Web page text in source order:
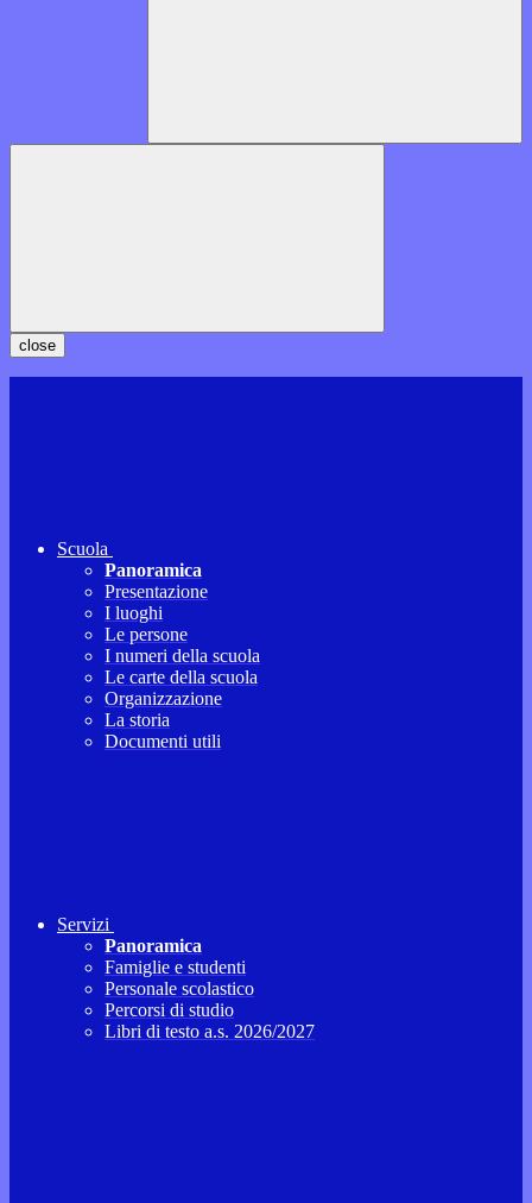
close
Scuola
Panoramica
Presentazione
I luoghi
Le persone
I numeri della scuola
Le carte della scuola
Organizzazione
La storia
Documenti utili
Servizi
Panoramica
Famiglie e studenti
Personale scolastico
Percorsi di studio
Libri di testo a.s. 2026/2027